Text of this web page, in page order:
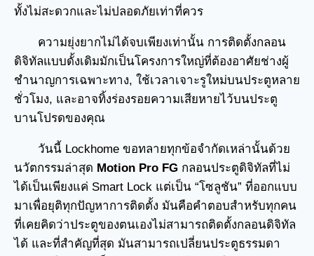
ทั้งไม่สะดวกและไม่ปลอดภัยเท่าที่ควร
ความยุ่งยากไม่ได้จบเพียงเท่านั้น การติดตั้งกลอน
ดิจิทัลแบบดั้งเดิมมักเป็นโครงการใหญ่ที่ต้องอาศัยช่างผู้
ชำนาญการเฉพาะทาง, ใช้เวลาเจาะรูใหม่บนประตูหลาย
ชั่วโมง, และอาจทิ้งร่องรอยความเสียหายไว้บนประตู
บานโปรดของคุณ
วันนี้ Lockhome ขอทลายทุกข้อจำกัดเหล่านั้นด้วย
นวัตกรรมล่าสุด Motion Pro FG กลอนประตูดิจิทัลที่ไม่
ได้เป็นเพียงแค่ Smart Lock แต่เป็น “โซลูชัน” ที่ออกแบบ
มาเพื่อยุติทุกปัญหาการติดตั้ง มันคือคำตอบสำหรับทุกคน
ที่เคยคิดว่าประตูของตนเองไม่สามารถติดตั้งกลอนดิจิทัล
ได้ และที่สำคัญที่สุด มันสามารถเปลี่ยนประตูธรรมดา